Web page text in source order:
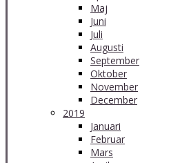
Maj
Juni
Juli
Augusti
September
Oktober
November
December
2019
Januari
Februar
Mars